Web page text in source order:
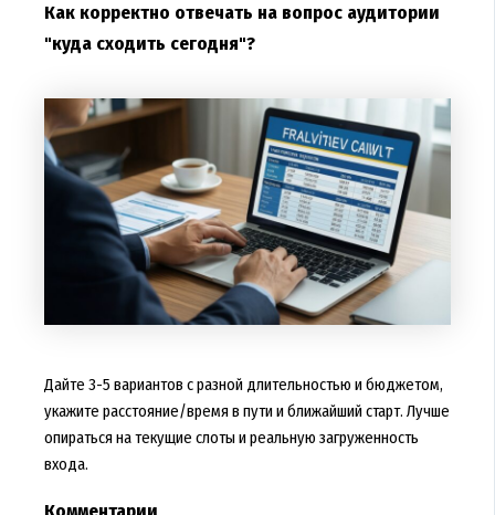
Как корректно отвечать на вопрос аудитории
"куда сходить сегодня"?
Дайте 3-5 вариантов с разной длительностью и бюджетом,
укажите расстояние/время в пути и ближайший старт. Лучше
опираться на текущие слоты и реальную загруженность
входа.